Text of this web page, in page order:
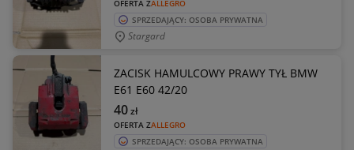
OFERTA ZALLEGRO
SPRZEDAJĄCY: OSOBA PRYWATNA
Stargard
ZACISK HAMULCOWY PRAWY TYŁ BMW
E61 E60 42/20
OFERTA ZALLEGRO
40zł
SPRZEDAJĄCY: OSOBA PRYWATNA